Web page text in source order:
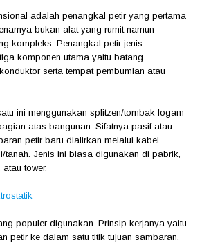
adalah penangkal petir yang pertama
bukan alat yang rumit namun
kompleks. Penangkal petir jenis
komponen utama yaitu batang
serta tempat pembumian atau
ini menggunakan splitzen/tombak logam
atas bangunan. Sifatnya pasif atau
petir baru dialirkan melalui kabel
tanah. Jenis ini biasa digunakan di pabrik,
tower.
populer digunakan. Prinsip kerjanya yaitu
petir ke dalam satu titik tujuan sambaran.